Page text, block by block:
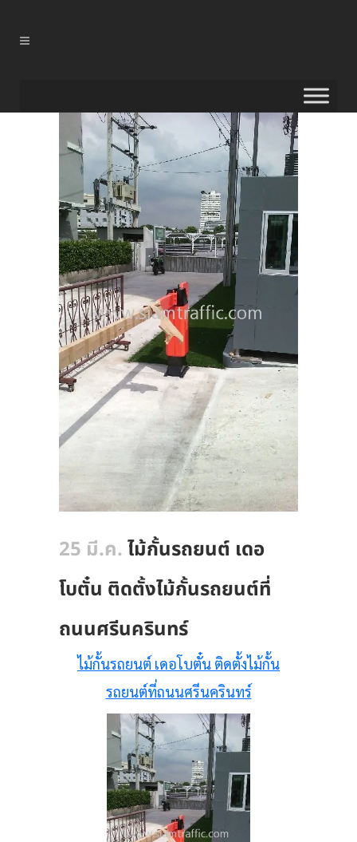
25 มี.ค.ไม้กั้นรถยนต์ เดอ
โบตั๋น ติดตั้งไม้กั้นรถยนต์ที่
ถนนศรีนครินทร์
ไม้กั้นรถยนต์ เดอโบตั๋น ติดตั้งไม้กั้น
รถยนต์ที่ถนนศรีนครินทร์